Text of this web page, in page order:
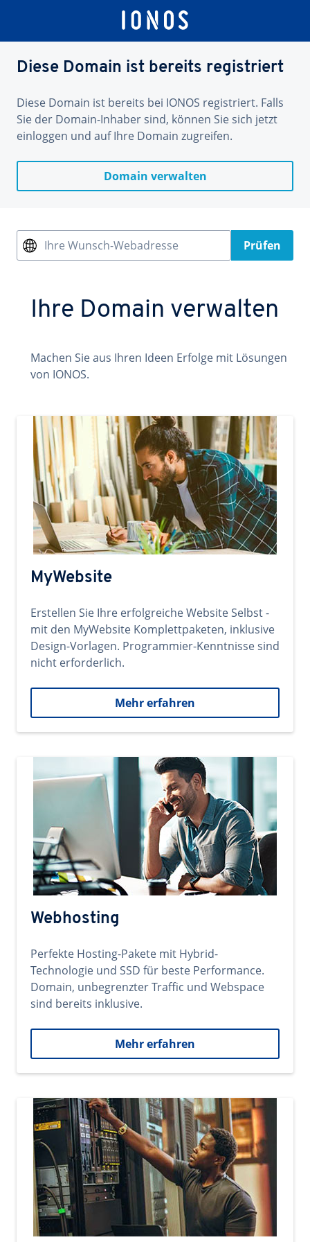
Diese Domain ist bereits registriert
Diese Domain ist bereits bei IONOS registriert. Falls
Sie der Domain-Inhaber sind, können Sie sich jetzt
einloggen und auf Ihre Domain zugreifen.
Domain verwalten
Ihre Wunsch-Webadresse Prüfen
Ihre Domain verwalten
Machen Sie aus Ihren Ideen Erfolge mit Lösungen
von IONOS.
MyWebsite
Erstellen Sie Ihre erfolgreiche Website Selbst -
mit den MyWebsite Komplettpaketen, inklusive
Design-Vorlagen. Programmier-Kenntnisse sind
nicht erforderlich.
Mehr erfahren
Webhosting
Perfekte Hosting-Pakete mit Hybrid-
Technologie und SSD für beste Performance.
Domain, unbegrenzter Traffic und Webspace
sind bereits inklusive.
Mehr erfahren